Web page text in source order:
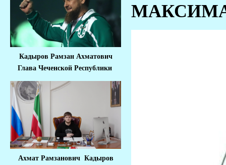
Кадыров Рамзан Ахматович
Глава Чеченской Республики
Ахмат Рамзанович Кадыров